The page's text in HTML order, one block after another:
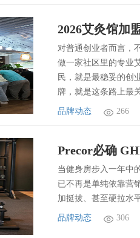
对普通创业者而言，
做一家社区里的专业
民，就是最稳妥的创
牌，就是这条路上最
品牌动态 266
Precor必确
当健身房步入一年中
已不再是单纯依靠营
加挺拔、甚至硬拉水
品牌动态 306